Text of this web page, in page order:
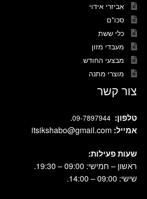
אביזרי אידוי
סכו"ם
כלי ששת
מעבדי מזון
מבצעי החודש
מוצרי מתנה
צור קשר
טלפון: 09-7897944
.
אמייל: itsikshabo@gmail.com
שעות פעילות:
ראשון – חמישי: 09:00 – 19:30.
שישי: 09:00 – 14:00.